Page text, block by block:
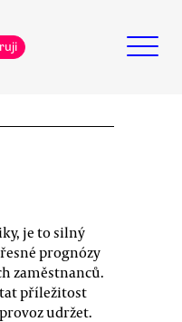
je to silný
prognózy
zaměstnanců.
příležitost
udržet.